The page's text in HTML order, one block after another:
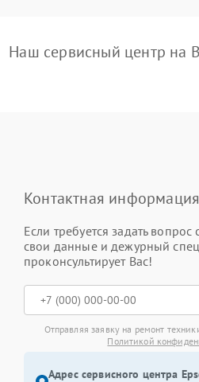
Наш сервисный центр на
Контактная информация
Если требуется задать вопрос
свои данные и дежурный
проконсультирует Вас!
Отправляя заявку на ремонт
Политикой
Адрес сервисного центра